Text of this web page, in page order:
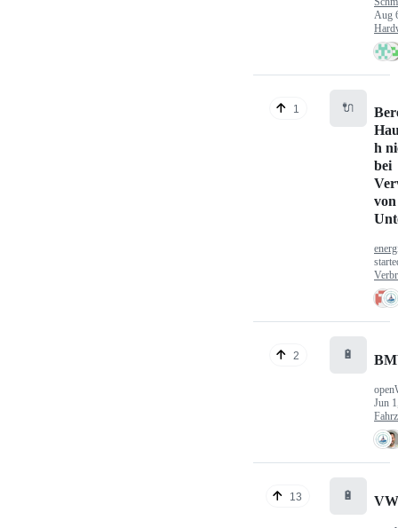
Aug
1 🔌
h
bei
von
2 🔋
Jun
13 🔋